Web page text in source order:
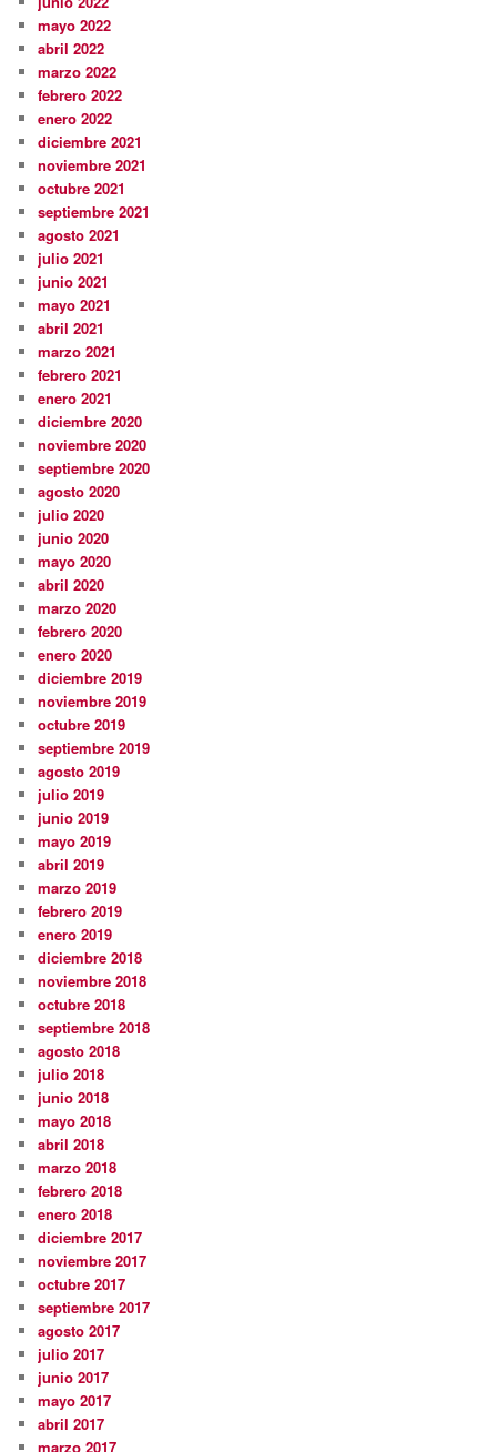
mayo 2022
abril 2022
marzo 2022
febrero 2022
enero 2022
diciembre 2021
noviembre 2021
octubre 2021
septiembre 2021
agosto 2021
julio 2021
junio 2021
mayo 2021
abril 2021
marzo 2021
febrero 2021
enero 2021
diciembre 2020
noviembre 2020
septiembre 2020
agosto 2020
julio 2020
junio 2020
mayo 2020
abril 2020
marzo 2020
febrero 2020
enero 2020
diciembre 2019
noviembre 2019
octubre 2019
septiembre 2019
agosto 2019
julio 2019
junio 2019
mayo 2019
abril 2019
marzo 2019
febrero 2019
enero 2019
diciembre 2018
noviembre 2018
octubre 2018
septiembre 2018
agosto 2018
julio 2018
junio 2018
mayo 2018
abril 2018
marzo 2018
febrero 2018
enero 2018
diciembre 2017
noviembre 2017
octubre 2017
septiembre 2017
agosto 2017
julio 2017
junio 2017
mayo 2017
abril 2017
marzo 2017